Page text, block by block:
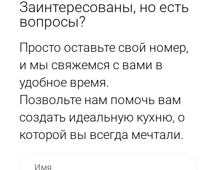
Заинтересованы, но есть
вопросы?
Просто оставьте свой номер,
и мы свяжемся с вами в
удобное время.
Позвольте нам помочь вам
создать идеальную кухню, о
которой вы всегда мечтали.